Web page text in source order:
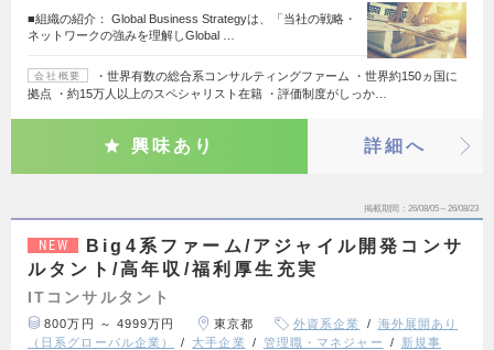
■組織の紹介： Global Business Strategyは、「当社の戦略・
ネットワークの強みを理解しGlobal …
会社概要
・世界有数の総合系コンサルティングファーム ・世界約150ヵ国に
拠点 ・約15万人以上のスペシャリスト在籍 ・評価制度がしっか…
興味あり 詳細へ
掲載期間 26/08/05～26/08/23
NEW
Big4系ファーム/アジャイル開発コンサ
ルタント/高年収/福利厚生充実
ITコンサルタント
800万円 ～ 4999万円 東京都 外資系企業
海外展開あり
（日系グローバル企業）
大手企業 管理職・マネジャー
新規事